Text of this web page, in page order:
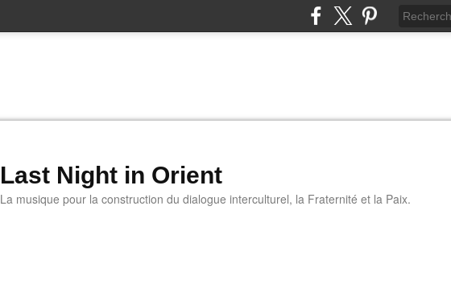
Last Night in Orient
La musique pour la construction du dialogue interculturel, la Fraternité et la Paix.